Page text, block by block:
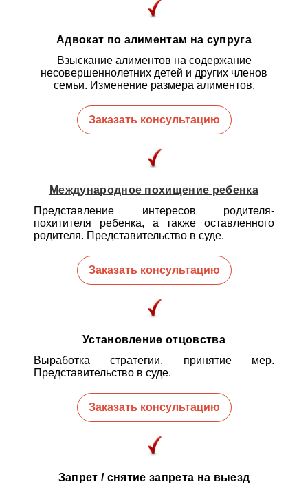
Адвокат по алиментам на супруга
Взыскание алиментов на содержание
несовершеннолетних детей и других членов
семьи. Изменение размера алиментов.
Заказать консультацию
Международное похищение ребенка
Представление интересов родителя-
похитителя ребенка, а также оставленного
родителя. Представительство в суде.
Заказать консультацию
Установление отцовства
Выработка стратегии, принятие мер.
Представительство в суде.
Заказать консультацию
Запрет / снятие запрета на выезд